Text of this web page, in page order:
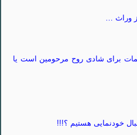
وراث …
برای شادی روح مرحومین است یا
خودنمایی هستیم ؟!!!